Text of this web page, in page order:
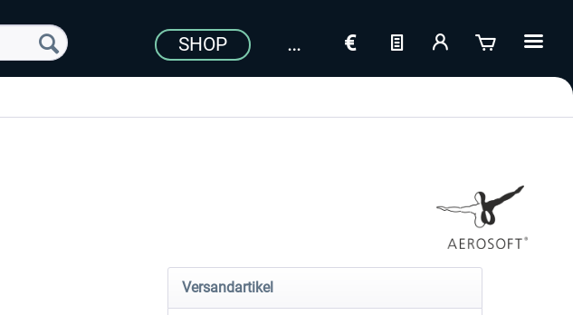
SHOP
Versandartikel